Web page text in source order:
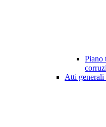
Piano
Atti generali